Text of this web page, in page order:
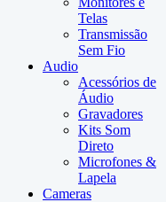
Telas
Transmissão
Sem Fio
Audio
Acessórios de
Áudio
Gravadores
Kits Som
Direto
Microfones &
Lapela
Cameras